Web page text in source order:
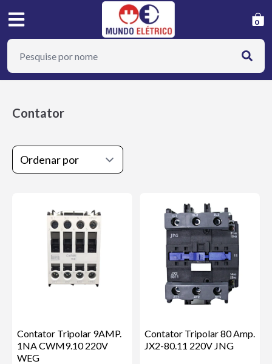
0
Contator
Contator Tripolar 9AMP.
1NA CWM9.10 220V
WEG
Contator Tripolar 80 Amp.
JX2-80.11 220V JNG